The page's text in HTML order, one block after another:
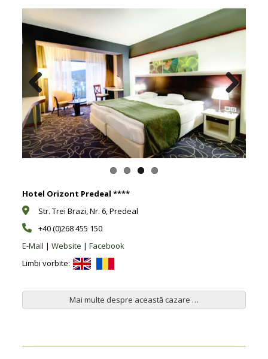
Previous Next
Hotel Orizont Predeal ****
Str. Trei Brazi, Nr. 6, Predeal
+40 (0)268 455 150
E-Mail | Website | Facebook
Limbi vorbite:
Mai multe despre această cazare …